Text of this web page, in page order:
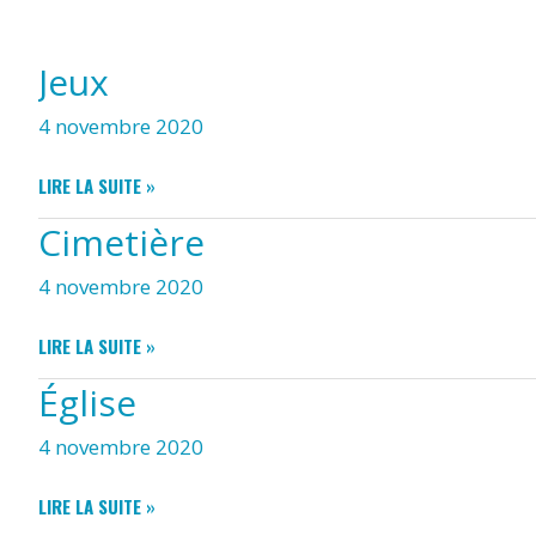
Jeux
4 novembre 2020
JEUX
LIRE LA SUITE »
Cimetière
4 novembre 2020
CIMETIÈRE
LIRE LA SUITE »
Église
4 novembre 2020
ÉGLISE
LIRE LA SUITE »